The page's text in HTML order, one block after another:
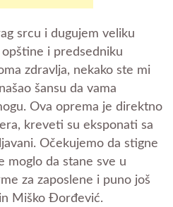
srcu i dugujem veliku
i predsedniku
zdravlja, nekako ste mi
šansu da vama
Ova oprema je direktno
kreveti su eksponati sa
Očekujemo da stigne
moglo da stane sve u
za zaposlene i puno još
Miško Đorđević.